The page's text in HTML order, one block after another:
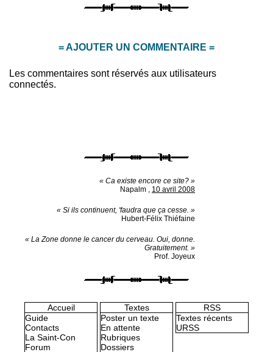
= AJOUTER UN COMMENTAIRE =
Les commentaires sont réservés aux utilisateurs
connectés.
« Ca existe encore ce site? »
Napalm , 10 avril 2008
« Si ils continuent, 'faudra que ça cesse. »
Hubert-Félix Thiéfaine
« La Zone donne le cancer du cerveau. Oui, donne.
Gratuitement. »
Prof. Joyeux
Accueil
Guide
Contacts
La Saint-Con
Forum
Textes
Poster un texte
En attente
Rubriques
Dossiers
RSS
Textes récents
URSS